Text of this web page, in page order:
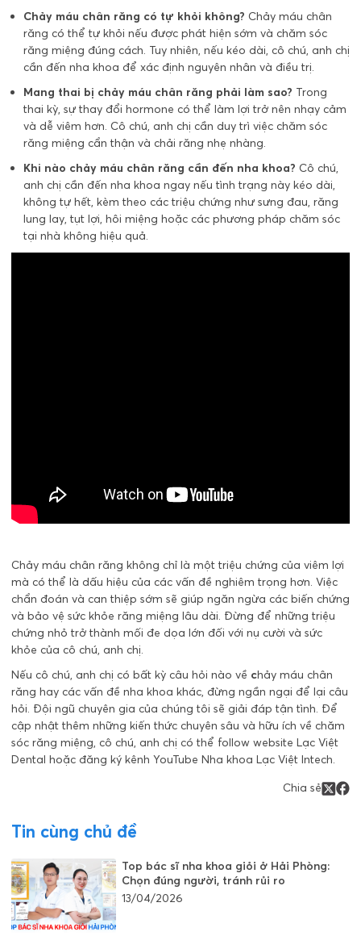
Chảy máu chân răng có tự khỏi không? Chảy máu chân
răng có thể tự khỏi nếu được phát hiện sớm và chăm sóc
răng miệng đúng cách. Tuy nhiên, nếu kéo dài, cô chú, anh chị
cần đến nha khoa để xác định nguyên nhân và điều trị.
Mang thai bị chảy máu chân răng phải làm sao? Trong
thai kỳ, sự thay đổi hormone có thể làm lợi trở nên nhạy cảm
và dễ viêm hơn. Cô chú, anh chị cần duy trì việc chăm sóc
răng miệng cẩn thận và chải răng nhẹ nhàng.
Khi nào chảy máu chân răng cần đến nha khoa? Cô chú,
anh chị cần đến nha khoa ngay nếu tình trạng này kéo dài,
không tự hết, kèm theo các triệu chứng như sưng đau, răng
lung lay, tụt lợi, hôi miệng hoặc các phương pháp chăm sóc
tại nhà không hiệu quả.
Chảy máu chân răng không chỉ là một triệu chứng của viêm lợi
mà có thể là dấu hiệu của các vấn đề nghiêm trọng hơn. Việc
chẩn đoán và can thiệp sớm sẽ giúp ngăn ngừa các biến chứng
và bảo vệ sức khỏe răng miệng lâu dài. Đừng để những triệu
chứng nhỏ trở thành mối đe dọa lớn đối với nụ cười và sức
khỏe của cô chú, anh chị.
Nếu cô chú, anh chị có bất kỳ câu hỏi nào về chảy máu chân
răng hay các vấn đề nha khoa khác, đừng ngần ngại để lại câu
hỏi. Đội ngũ chuyên gia của chúng tôi sẽ giải đáp tận tình. Để
cập nhật thêm những kiến thức chuyên sâu và hữu ích về chăm
sóc răng miệng, cô chú, anh chị có thể follow website Lạc Việt
Dental hoặc đăng ký kênh YouTube Nha khoa Lạc Việt Intech.
Chia sẻ
Tin cùng chủ đề
Top bác sĩ nha khoa giỏi ở Hải Phòng:
Chọn đúng người, tránh rủi ro
13/04/2026